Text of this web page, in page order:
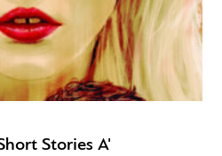
Stories A'